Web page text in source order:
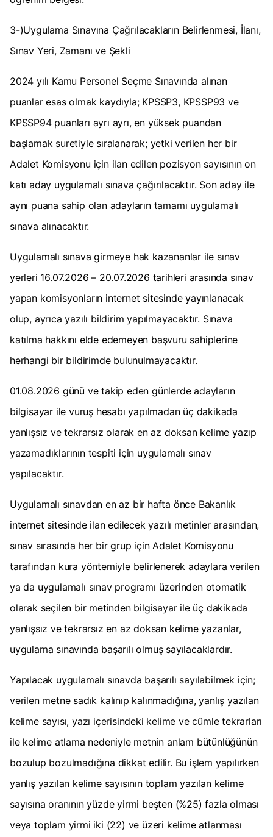
3-)Uygulama Sınavına Çağrılacakların Belirlenmesi, İlanı,
Sınav Yeri, Zamanı ve Şekli
2024 yılı Kamu Personel Seçme Sınavında alınan
puanlar esas olmak kaydıyla; KPSSP3, KPSSP93 ve
KPSSP94 puanları ayrı ayrı, en yüksek puandan
başlamak suretiyle sıralanarak; yetki verilen her bir
Adalet Komisyonu için ilan edilen pozisyon sayısının on
katı aday uygulamalı sınava çağırılacaktır. Son aday ile
aynı puana sahip olan adayların tamamı uygulamalı
sınava alınacaktır.
Uygulamalı sınava girmeye hak kazananlar ile sınav
yerleri 16.07.2026 – 20.07.2026 tarihleri arasında sınav
yapan komisyonların internet sitesinde yayınlanacak
olup, ayrıca yazılı bildirim yapılmayacaktır. Sınava
katılma hakkını elde edemeyen başvuru sahiplerine
herhangi bir bildirimde bulunulmayacaktır.
01.08.2026 günü ve takip eden günlerde adayların
bilgisayar ile vuruş hesabı yapılmadan üç dakikada
yanlışsız ve tekrarsız olarak en az doksan kelime yazıp
yazamadıklarının tespiti için uygulamalı sınav
yapılacaktır.
Uygulamalı sınavdan en az bir hafta önce Bakanlık
internet sitesinde ilan edilecek yazılı metinler arasından,
sınav sırasında her bir grup için Adalet Komisyonu
tarafından kura yöntemiyle belirlenerek adaylara verilen
ya da uygulamalı sınav programı üzerinden otomatik
olarak seçilen bir metinden bilgisayar ile üç dakikada
yanlışsız ve tekrarsız en az doksan kelime yazanlar,
uygulama sınavında başarılı olmuş sayılacaklardır.
Yapılacak uygulamalı sınavda başarılı sayılabilmek için;
verilen metne sadık kalınıp kalınmadığına, yanlış yazılan
kelime sayısı, yazı içerisindeki kelime ve cümle tekrarları
ile kelime atlama nedeniyle metnin anlam bütünlüğünün
bozulup bozulmadığına dikkat edilir. Bu işlem yapılırken
yanlış yazılan kelime sayısının toplam yazılan kelime
sayısına oranının yüzde yirmi beşten (%25) fazla olması
veya toplam yirmi iki (22) ve üzeri kelime atlanması